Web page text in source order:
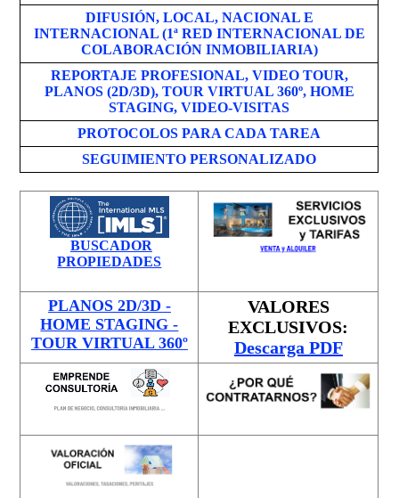
DIFUSIÓN, LOCAL, NACIONAL E
INTERNACIONAL (1ª RED INTERNACIONAL DE
COLABORACIÓN INMOBILIARIA)
REPORTAJE PROFESIONAL, VIDEO TOUR,
PLANOS (2D/3D), TOUR VIRTUAL 360º, HOME
STAGING, VIDEO-VISITAS
PROTOCOLOS PARA CADA TAREA
SEGUIMIENTO PERSONALIZADO
BUSCADOR
PROPIEDADES
PLANOS 2D/3D -
HOME STAGING -
TOUR VIRTUAL 360º
VALORES
EXCLUSIVOS:
Descarga PDF